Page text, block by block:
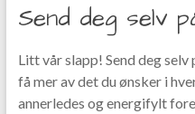
Send deg selv
Litt vår slapp! Send deg
få mer av det du ønsker i
annerledes og energifylt